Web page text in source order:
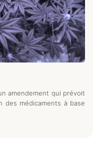
amendement qui prévoit
des médicaments à base